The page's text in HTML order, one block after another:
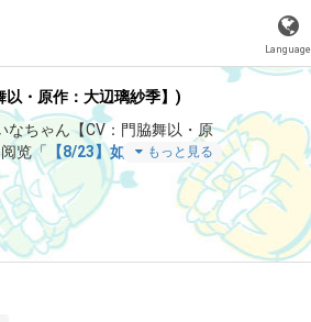
Language
・原作：大辺璃紗季】)
なちゃん【CV：門脇舞以・原
览「 【8/23】如月追儺祭トー
もっと見る